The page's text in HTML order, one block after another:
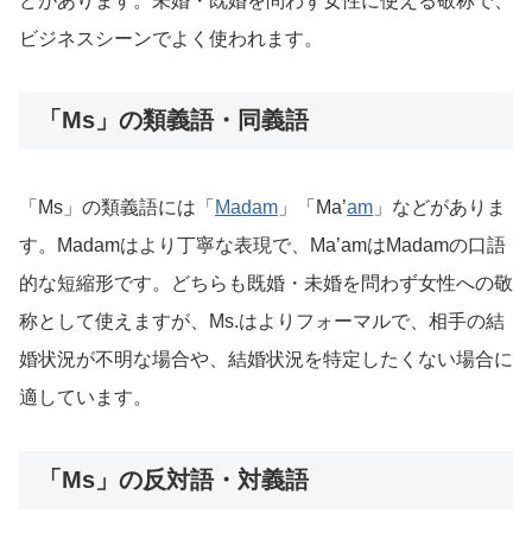
ビジネスシーンでよく使われます。
「Ms」の類義語・同義語
「Ms」の類義語には「 Madam 」「Ma’am 」などがありま
す。Madamはより丁寧な表現で、Ma’amはMadamの口語
的な短縮形です。どちらも既婚・未婚を問わず女性への敬
称として使えますが、Ms.はよりフォーマルで、相手の結
婚状況が不明な場合や、結婚状況を特定したくない場合に
適しています。
「Ms」の反対語・対義語